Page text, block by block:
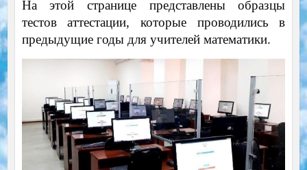
На этой странице представлены образцы
тестов аттестации, которые проводились в
предыдущие годы для учителей математики.